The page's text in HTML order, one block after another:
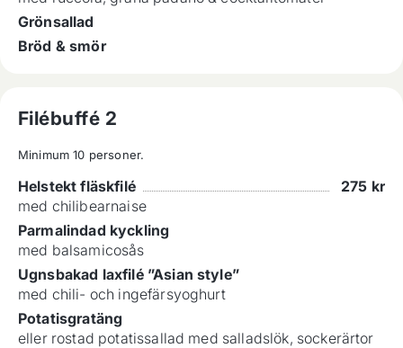
Grönsallad
Bröd & smör
Filébuffé 2
Minimum 10 personer.
Helstekt fläskfilé 275 kr
med chilibearnaise
Parmalindad kyckling
med balsamicosås
Ugnsbakad laxfilé ”Asian style”
med chili- och ingefärsyoghurt
Potatisgratäng
eller rostad potatissallad med salladslök, sockerärtor